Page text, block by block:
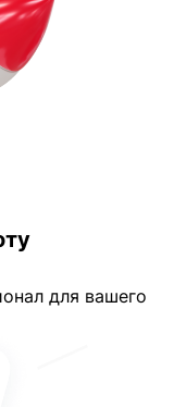
для вашего